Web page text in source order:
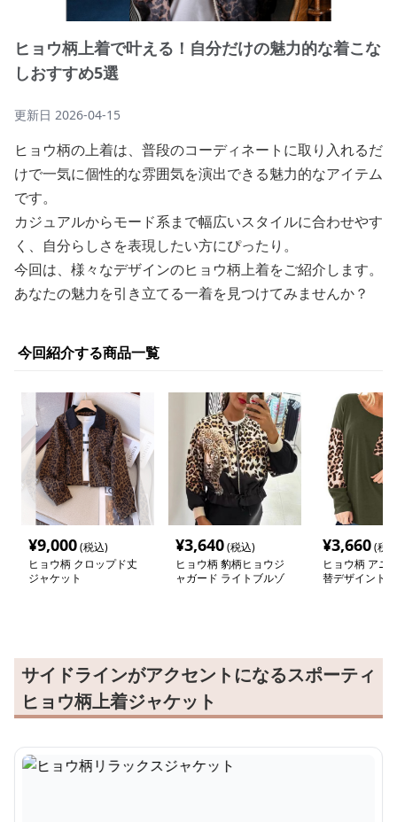
ヒョウ柄上着で叶える！自分だけの魅力的な着こな
しおすすめ5選
更新日 2026-04-15
ヒョウ柄の上着は、普段のコーディネートに取り入れるだ
けで一気に個性的な雰囲気を演出できる魅力的なアイテム
です。
カジュアルからモード系まで幅広いスタイルに合わせやす
く、自分らしさを表現したい方にぴったり。
今回は、様々なデザインのヒョウ柄上着をご紹介します。
あなたの魅力を引き立てる一着を見つけてみませんか？
今回紹介する商品一覧
¥9,000(税込)
ヒョウ柄 クロップド丈
ジャケット
¥3,640(税込)
ヒョウ柄 豹柄ヒョウジ
ャガード ライトブルゾ
¥3,660(税
ヒョウ柄 アニ
替デザイント
サイドラインがアクセントになるスポーティ
ヒョウ柄上着ジャケット